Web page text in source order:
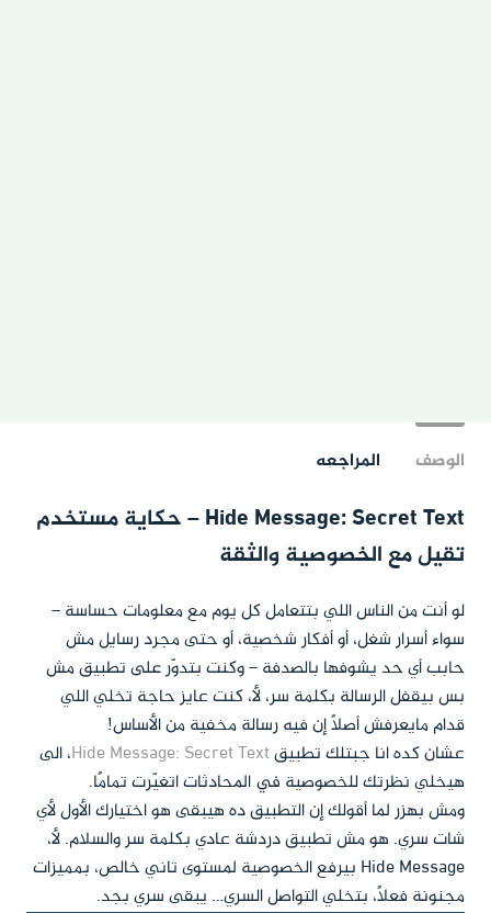
الوصف المراجعه
Hide Message: Secret Text – حكاية مستخدم
تقيل مع الخصوصية والثقة
لو أنت من الناس اللي بتتعامل كل يوم مع معلومات حساسة –
سواء أسرار شغل، أو أفكار شخصية، أو حتى مجرد رسايل مش
حابب أي حد يشوفها بالصدفة – وكنت بتدوّر على تطبيق مش
بس بيقفل الرسالة بكلمة سر، لأ، كنت عايز حاجة تخلي اللي
قدام مايعرفش أصلاً إن فيه رسالة مخفية من الأساس!
عشان كده انا جبتلك تطبيق
، الى
هيخلي نظرتك للخصوصية في المحادثات اتغيّرت تمامًا.
ومش بهزر لما أقولك إن التطبيق ده هيبقى هو اختيارك الأول لأي
شات سري. هو مش تطبيق دردشة عادي بكلمة سر والسلام. لأ،
Hide Message بيرفع الخصوصية لمستوى تاني خالص، بمميزات
مجنونة فعلًا، بتخلي التواصل السري… يبقى سري بجد.